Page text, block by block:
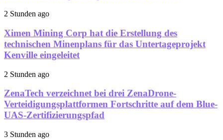
2 Stunden ago
Ximen Mining Corp hat die Erstellung des
technischen Minenplans für das Untertageprojekt
Kenville eingeleitet
2 Stunden ago
ZenaTech verzeichnet bei drei ZenaDrone-
Verteidigungsplattformen Fortschritte auf dem Blue-
UAS-Zertifizierungspfad
3 Stunden ago